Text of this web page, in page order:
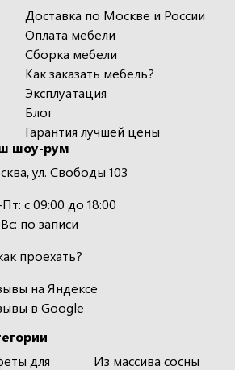
для
Из массива сосны
Доставка по Москве и России
Оплата мебели
Сборка мебели
Как заказать мебель?
Эксплуатация
Блог
Гарантия лучшей цены
шоу-рум
ул. Свободы 103
с 09:00 до 18:00
по записи
проехать?
на Яндексе
в Google